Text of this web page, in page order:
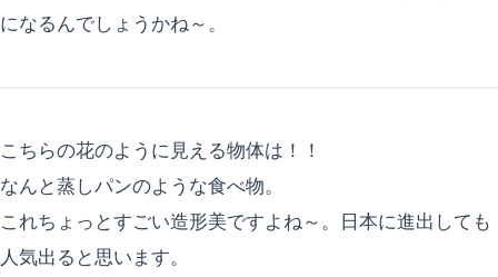
になるんでしょうかね～。
こちらの花のように見える物体は！！
なんと蒸しパンのような食べ物。
これちょっとすごい造形美ですよね～。日本に進出しても
人気出ると思います。